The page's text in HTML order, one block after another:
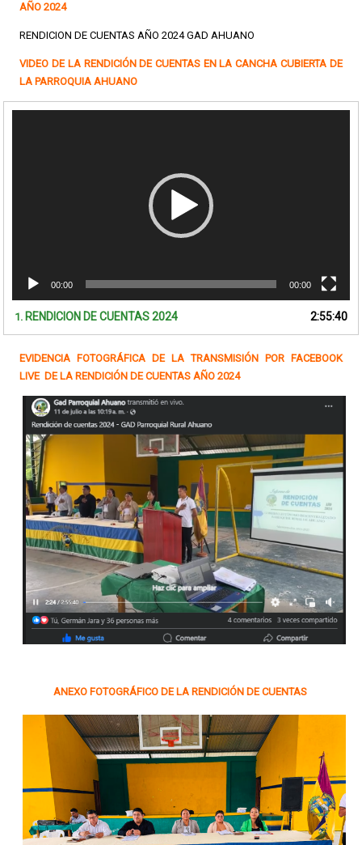
AÑO 2024
RENDICION DE CUENTAS AÑO 2024 GAD AHUANO
VIDEO DE LA RENDICIÓN DE CUENTAS EN LA CANCHA CUBIERTA DE
LA PARROQUIA AHUANO
00:00 00:00
1. RENDICION DE CUENTAS 2024 2:55:40
EVIDENCIA FOTOGRÁFICA DE LA TRANSMISIÓN POR FACEBOOK
LIVE DE LA RENDICIÓN DE CUENTAS AÑO 2024
ANEXO FOTOGRÁFICO DE LA RENDICIÓN DE CUENTAS